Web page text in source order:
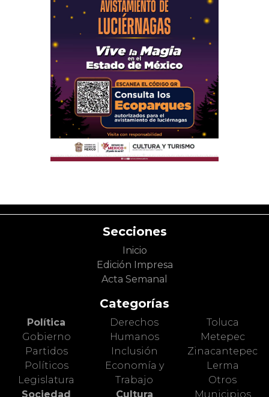
Secciones
Inicio
Edición Impresa
Acta Semanal
Categorías
Política
Gobierno
Partidos
Políticos
Legislatura
Sociedad
Derechos
Humanos
Inclusión
Economía y
Trabajo
Cultura
Toluca
Metepec
Zinacantepec
Lerma
Otros
Municipios